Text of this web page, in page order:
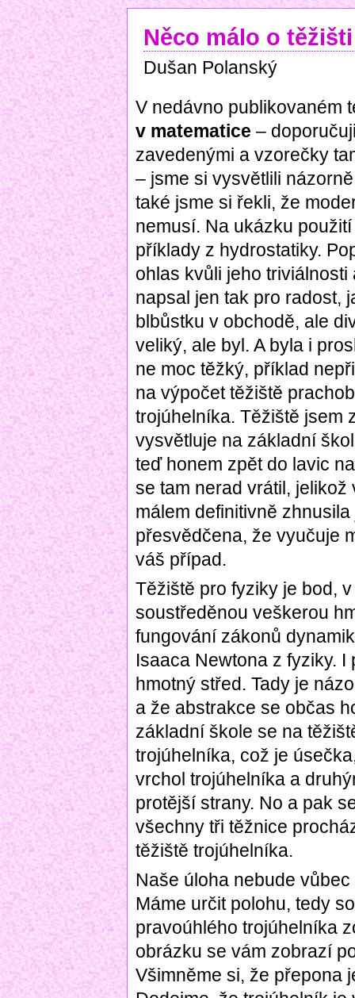
Něco málo o těžišti
Dušan Polanský
V nedávno publikovaném
v matematice –
zavedenými a vzorečky
– jsme si vysvětlili
také jsme si řekli, že
nemusí. Na ukázku
příklady z hydrostatiky.
ohlas kvůli jeho
napsal jen tak pro radost,
blbůstku v obchodě, ale
veliký, ale byl. A byla i
ne moc těžký, příklad
na výpočet těžiště
trojúhelníka. Těžiště jsem
vysvětluje na základní
teď honem zpět do lavic
se tam nerad vrátil,
málem definitivně
přesvědčena, že vyučuje
váš případ.
Těžiště pro fyziky je bod,
soustředěnou veškerou
fungování zákonů
Isaaca Newtona z fyziky.
hmotný střed. Tady je
a že abstrakce se občas
základní škole se na
trojúhelníka, což je
vrchol trojúhelníka a
protější strany. No a pak
všechny tři těžnice
těžiště trojúhelníka.
Naše úloha nebude
Máme určit polohu, tedy
pravoúhlého trojúhelníka
obrázku se vám zobrazí
Všimněme si, že přepona